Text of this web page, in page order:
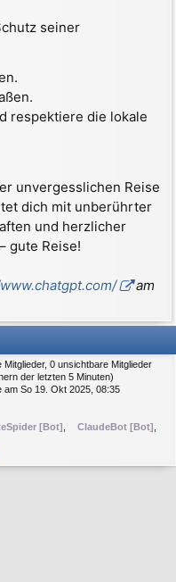
seiner
respektiere die lokale
unvergesslichen Reise
dich mit unberührter
und herzlicher
gute Reise!
am
0 unsichtbare Mitglieder
der letzten 5 Minuten)
am So 19. Okt 2025, 08:35
[Bot] ClaudeBot [Bot]